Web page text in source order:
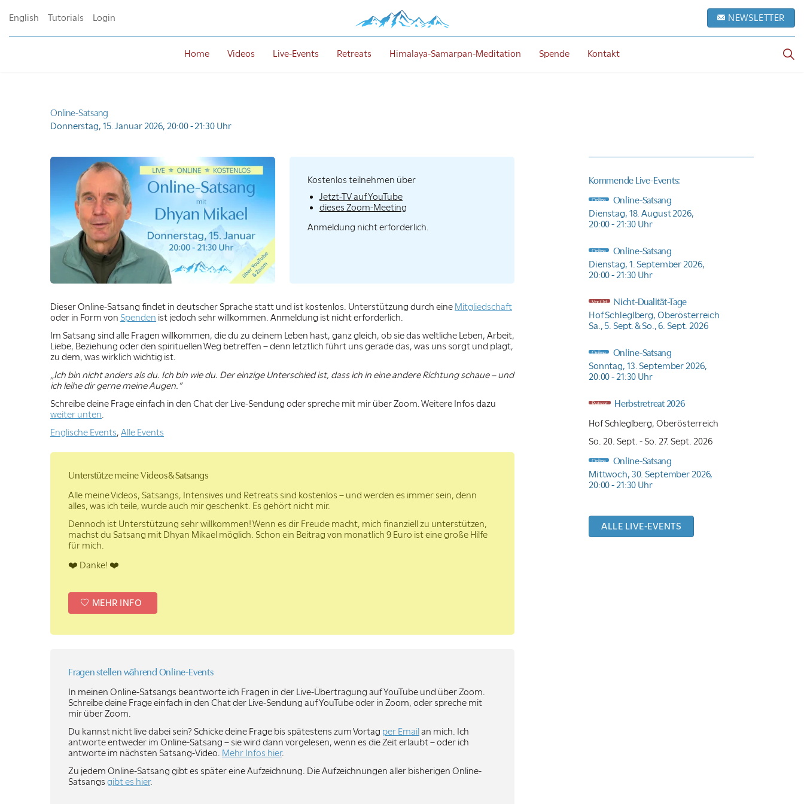
Home Videos Live-Events Retreats Himalaya-Samarpan-Meditation Spende Kontakt
English Tutorials Login NEWSLETTER
Online-Satsang
Donnerstag, 15. Januar 2026,20:00 - 21:30 Uhr
Kostenlos teilnehmen über
Jetzt-TV auf YouTube
dieses Zoom-Meeting
Anmeldung nicht erforderlich.
Dieser Online-Satsang findet in deutscher Sprache statt und ist kostenlos. Unterstützung durch eine Mitgliedschaft
oder in Form von Spenden ist jedoch sehr willkommen. Anmeldung ist nicht erforderlich.
Im Satsang sind alle Fragen willkommen, die du zu deinem Leben hast, ganz gleich, ob sie das weltliche Leben, Arbeit,
Liebe, Beziehung oder den spirituellen Weg betreffen – denn letztlich führt uns gerade das, was uns sorgt und plagt,
zu dem, was wirklich wichtig ist.
„Ich bin nicht anders als du. Ich bin wie du. Der einzige Unterschied ist, dass ich in eine andere Richtung schaue – und
ich leihe dir gerne meine Augen.”
Schreibe deine Frage einfach in den Chat der Live-Sendung oder spreche mit mir über Zoom. Weitere Infos dazu
weiter unten
Englische Events, Alle Events
Unterstütze meine Videos & Satsangs
Alle meine Videos, Satsangs, Intensives und Retreats sind kostenlos – und werden es immer sein, denn
alles, was ich teile, wurde auch mir geschenkt. Es gehört nicht mir.
Dennoch ist Unterstützung sehr willkommen! Wenn es dir Freude macht, mich finanziell zu unterstützen,
machst du Satsang mit Dhyan Mikael möglich. Schon ein Beitrag von monatlich 9 Euro ist eine große Hilfe
für mich.
❤️ Danke! ❤️
MEHR INFO
Fragen stellen während Online-Events
In meinen Online-Satsangs beantworte ich Fragen in der Live-Übertragung auf YouTube und über Zoom.
Schreibe deine Frage einfach in den Chat der Live-Sendung auf YouTube oder in Zoom, oder spreche mit
mir über Zoom.
Du kannst nicht live dabei sein? Schicke deine Frage bis spätestens zum Vortag per Emailan mich. Ich
antworte entweder im Online-Satsang – sie wird dann vorgelesen, wenn es die Zeit erlaubt – oder ich
antworte im nächsten Satsang-Video. Mehr Infos hier.
Zu jedem Online-Satsang gibt es später eine Aufzeichnung. Die Aufzeichnungen aller bisherigen Online-
Satsangs gibt es hier.
Kommende Live-Events:
Online
Online-Satsang
Dienstag, 18. August 2026,
20:00 - 21:30 Uhr
Online
Online-Satsang
Dienstag, 1. September 2026,
20:00 - 21:30 Uhr
Vor Ort
Nicht-Dualität-Tage
Hof Schleglberg, Oberösterreich
Sa., 5. Sept. & So., 6. Sept. 2026
Online
Online-Satsang
Sonntag, 13. September 2026,
20:00 - 21:30 Uhr
Retreat
Herbstretreat 2026
Hof Schleglberg, Oberösterreich
So. 20. Sept. - So. 27. Sept. 2026
Online
Online-Satsang
Mittwoch, 30. September 2026,
20:00 - 21:30 Uhr
ALLE LIVE-EVENTS